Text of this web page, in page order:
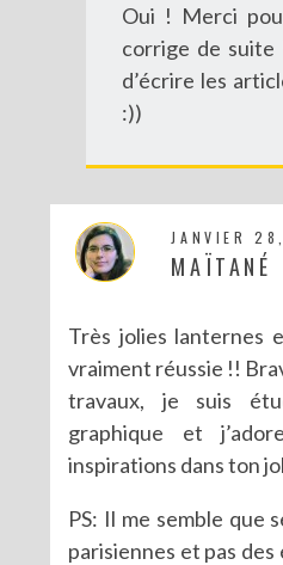
Oui ! Merci
corrige de suite
d’écrire les
:))
JANVIER
MAÏTANÉ
Très jolies lanternes
vraiment réussie !!
travaux, je suis
graphique et
inspirations dans ton
PS: Il me semble que
parisiennes et pas